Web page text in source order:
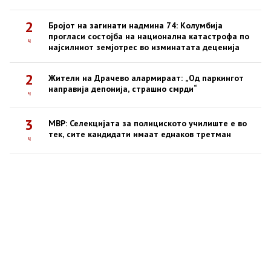
2
ч
Бројот на загинати надмина 74: Колумбија
прогласи состојба на национална катастрофа по
најсилниот земјотрес во изминатата деценија
2
ч
Жители на Драчево алармираат: „Од паркингот
направија депонија, страшно смрди“
3
ч
МВР: Селекцијата за полициското училиште е во
тек, сите кандидати имаат еднаков третман